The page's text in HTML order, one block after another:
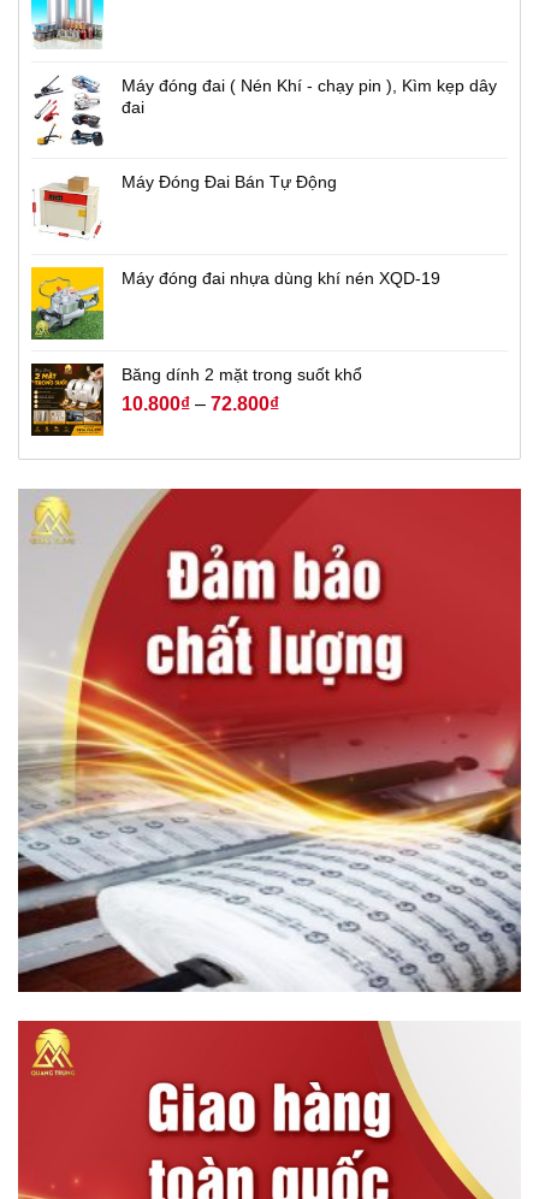
Máy đóng đai ( Nén Khí - chạy pin ), Kìm kẹp dây
đai
Máy Đóng Đai Bán Tự Động
Máy đóng đai nhựa dùng khí nén XQD-19
Băng dính 2 mặt trong suốt khổ
10.800₫ – 72.800₫